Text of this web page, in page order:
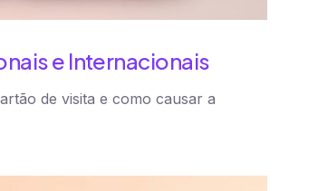
e Internacionais
de visita e como causar a